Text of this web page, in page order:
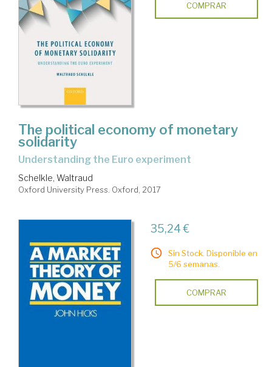
COMPRAR
The political economy of monetary
solidarity
understanding the Euro experiment
Schelkle, Waltraud
Oxford University Press. Oxford, 2017
35,24 €
Sin Stock. Disponible en
5/6 semanas.
COMPRAR